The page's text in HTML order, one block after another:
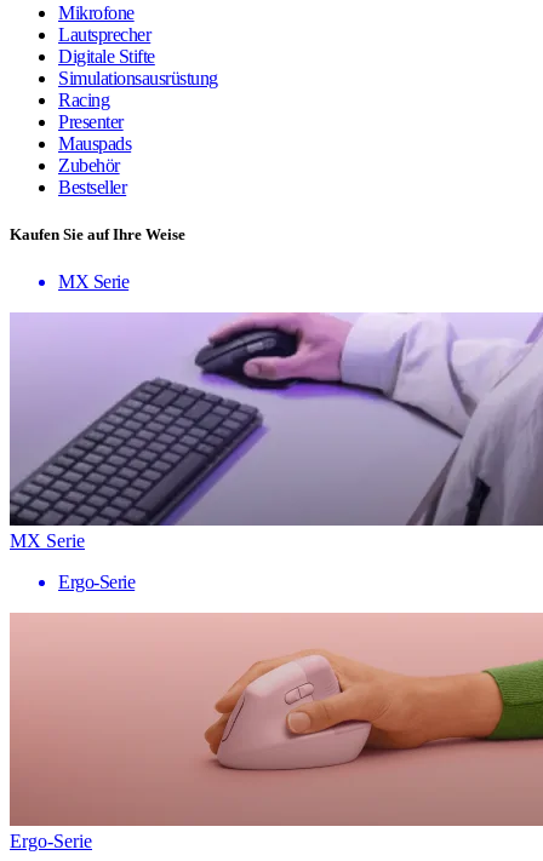
Mikrofone
Lautsprecher
Digitale Stifte
Simulationsausrüstung
Racing
Presenter
Mauspads
Zubehör
Bestseller
Kaufen Sie auf Ihre Weise
MX Serie
MX Serie
Ergo-Serie
Ergo-Serie